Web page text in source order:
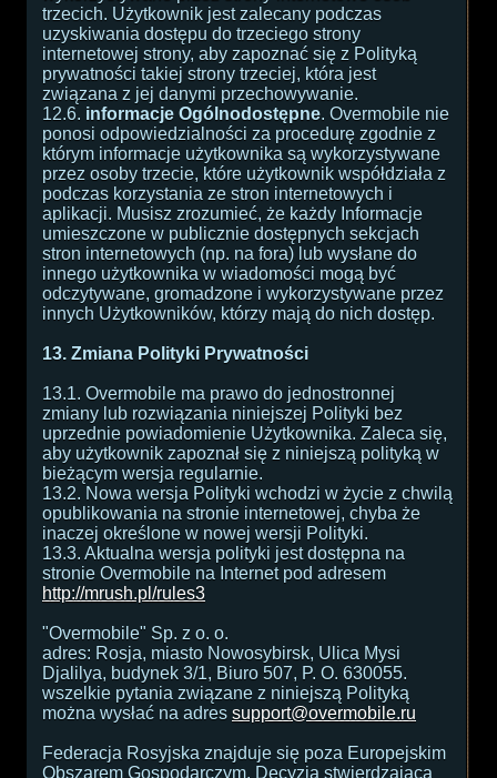
trzecich. Użytkownik jest zalecany podczas
uzyskiwania dostępu do trzeciego strony
internetowej strony, aby zapoznać się z Polityką
prywatności takiej strony trzeciej, która jest
związana z jej danymi przechowywanie.
12.6. informacje Ogólnodostępne. Overmobile nie
ponosi odpowiedzialności za procedurę zgodnie z
którym informacje użytkownika są wykorzystywane
przez osoby trzecie, które użytkownik współdziała z
podczas korzystania ze stron internetowych i
aplikacji. Musisz zrozumieć, że każdy Informacje
umieszczone w publicznie dostępnych sekcjach
stron internetowych (np. na fora) lub wysłane do
innego użytkownika w wiadomości mogą być
odczytywane, gromadzone i wykorzystywane przez
innych Użytkowników, którzy mają do nich dostęp.
13. Zmiana Polityki Prywatności
13.1. Overmobile ma prawo do jednostronnej
zmiany lub rozwiązania niniejszej Polityki bez
uprzednie powiadomienie Użytkownika. Zaleca się,
aby użytkownik zapoznał się z niniejszą polityką w
bieżącym wersja regularnie.
13.2. Nowa wersja Polityki wchodzi w życie z chwilą
opublikowania na stronie internetowej, chyba że
inaczej określone w nowej wersji Polityki.
13.3. Aktualna wersja polityki jest dostępna na
stronie Overmobile na Internet pod adresem
http://mrush.pl/rules3
"Overmobile" Sp. z o. o.
adres: Rosja, miasto Nowosybirsk, Ulica Mysi
Djalilya, budynek 3/1, Biuro 507, P. O. 630055.
wszelkie pytania związane z niniejszą Polityką
można wysłać na adres support@overmobile.ru
Federacja Rosyjska znajduje się poza Europejskim
Obszarem Gospodarczym. Decyzja stwierdzająca